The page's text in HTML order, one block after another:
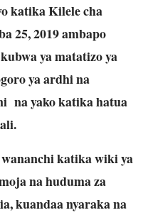
katika Kilele cha
25, 2019 ambapo
ya matatizo ya
ya ardhi na
na yako katika hatua
katika wiki ya
na huduma za
kuandaa nyaraka na